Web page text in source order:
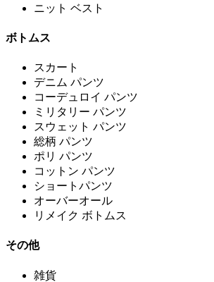
ニット ベスト
ボトムス
スカート
デニム パンツ
コーデュロイ パンツ
ミリタリー パンツ
スウェット パンツ
総柄 パンツ
ポリ パンツ
コットン パンツ
ショートパンツ
オーバーオール
リメイク ボトムス
その他
雑貨